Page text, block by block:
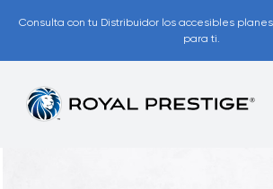
Consulta con tu Distribuidor los accesibles
para ti.